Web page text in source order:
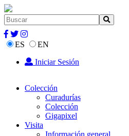
ES
EN
Iniciar Sesión
Colección
Curadurías
Colección
Gigapixel
Visita
Información general